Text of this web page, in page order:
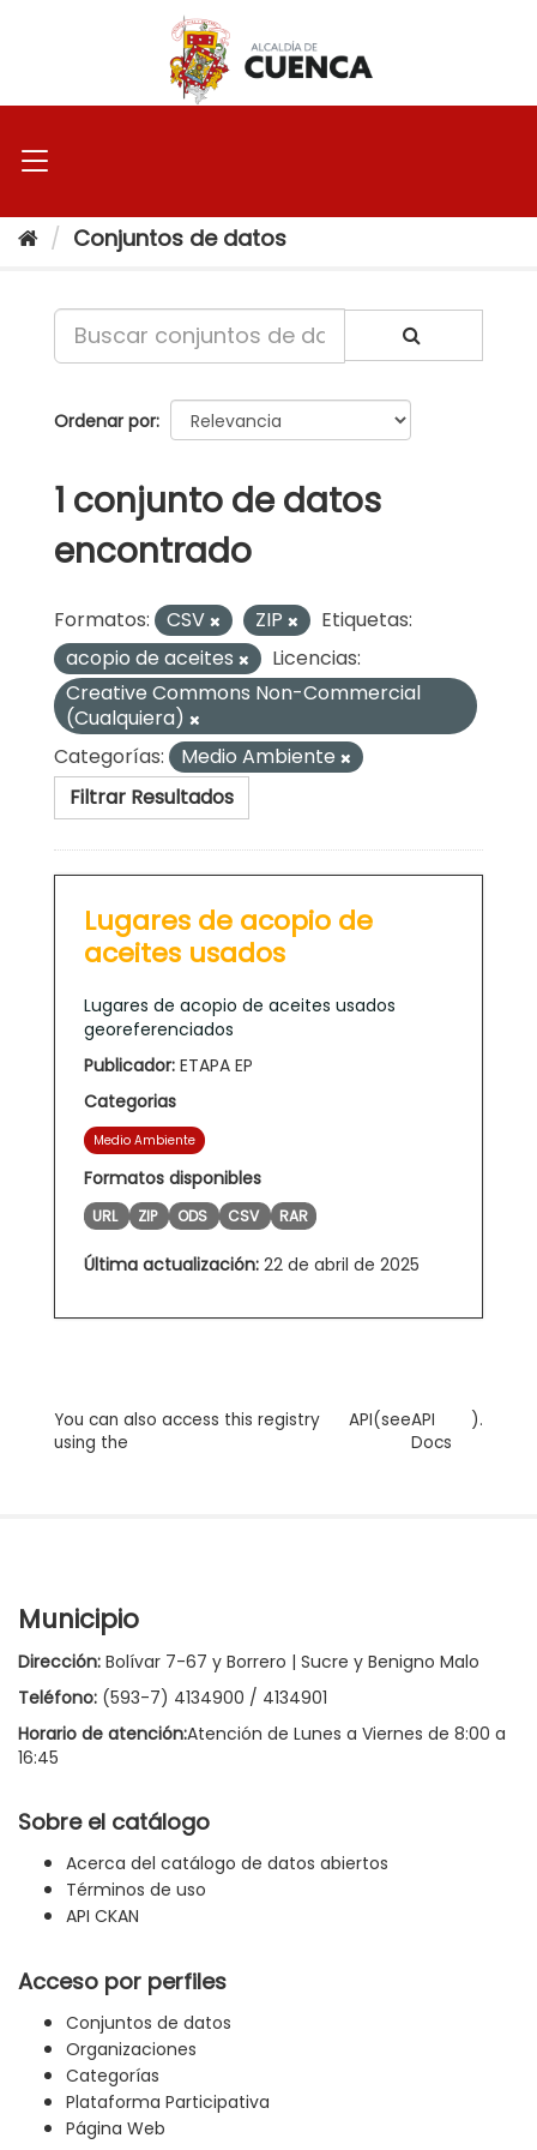
Conjuntos de datos
Ordenar por
1 conjunto de datos
encontrado
Formatos: CSV ZIP
Etiquetas:
acopio de aceites
Licencias:
Creative Commons Non-Commercial
(Cualquiera)
Categorías:
Medio Ambiente
Filtrar Resultados
Lugares de acopio de
aceites usados
Lugares de acopio de aceites usados
georeferenciados
Publicador: ETAPA EP
Categorias
Medio Ambiente
Formatos disponibles
URL ZIP ODS CSV RAR
Última actualización: 22 de abril de 2025
You can also access this registry
using the
API(seeAPI
Docs
).
Municipio
Dirección: Bolívar 7-67 y Borrero | Sucre y Benigno Malo
Teléfono: (593-7) 4134900 / 4134901
Horario de atención:Atención de Lunes a Viernes de 8:00 a
16:45
Sobre el catálogo
Acerca del catálogo de datos abiertos
Términos de uso
API CKAN
Acceso por perfiles
Conjuntos de datos
Organizaciones
Categorías
Plataforma Participativa
Página Web